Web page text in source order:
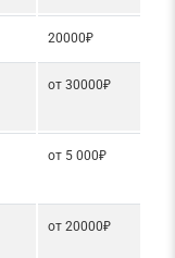
20000₽
от 30000₽
от 5 000₽
от 20000₽